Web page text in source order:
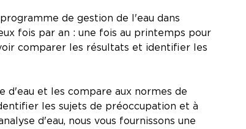
de gestion de l'eau dans
fois par an : une fois au printemps pour
comparer les résultats et identifier les
d'eau et les compare aux normes de
les sujets de préoccupation et à
d'eau, nous vous fournissons une